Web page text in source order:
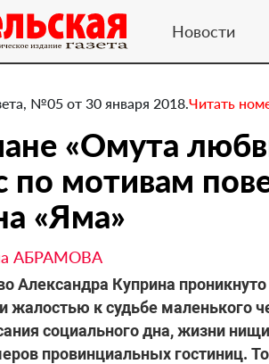
Новости
№05 от 30 января 2018.Читать
«Омута
по мотивам
«Яма»
АБРАМОВА
Александра Куприна
жалостью к судьбе маленького
социального дна, жизни
провинциальных гостиниц.